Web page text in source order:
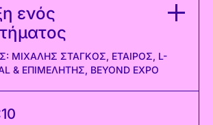
ενός
ΜΙΧΆΛΗΣ ΣΤΆΓΚΟΣ, ΕΤΑΊΡΟΣ, L-
& ΕΠΙΜΕΛΗΤΉΣ, BEYOND EXPO